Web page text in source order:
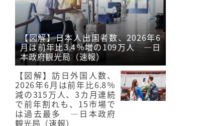
【図解】日本人出国者数、2026年6
月は前年比3.4％増の109万人 ―日
本政府観光局（速報）
【図解】訪日外国人数、
2026年6月は前年比6.8％
減の315万人、3カ月連続
で前年割れも、15市場で
は過去最多 ―日本政府
観光局（速報）